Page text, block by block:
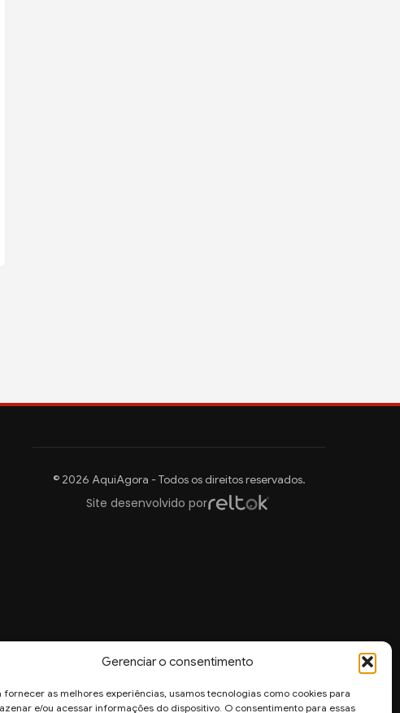
Gerenciar o consentimento
fornecer as melhores experiências, usamos tecnologias como cookies para
e/ou acessar informações do dispositivo. O consentimento para essas
© 2026 AquiAgora - Todos os direitos reservados.
Site desenvolvido por